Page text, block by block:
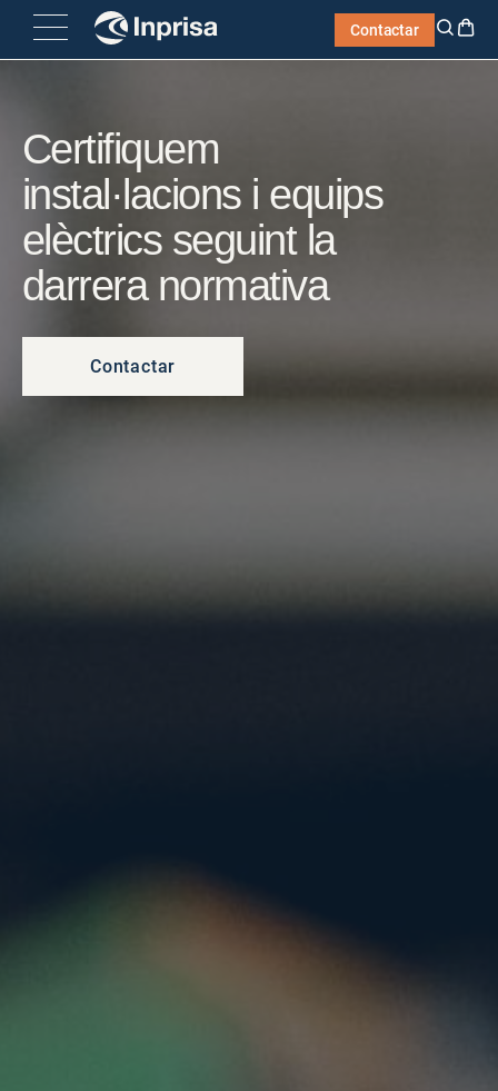
Skip
content
Contactar
Certifiquem
instal·lacions i equips
elèctrics seguint la
darrera normativa
Contactar